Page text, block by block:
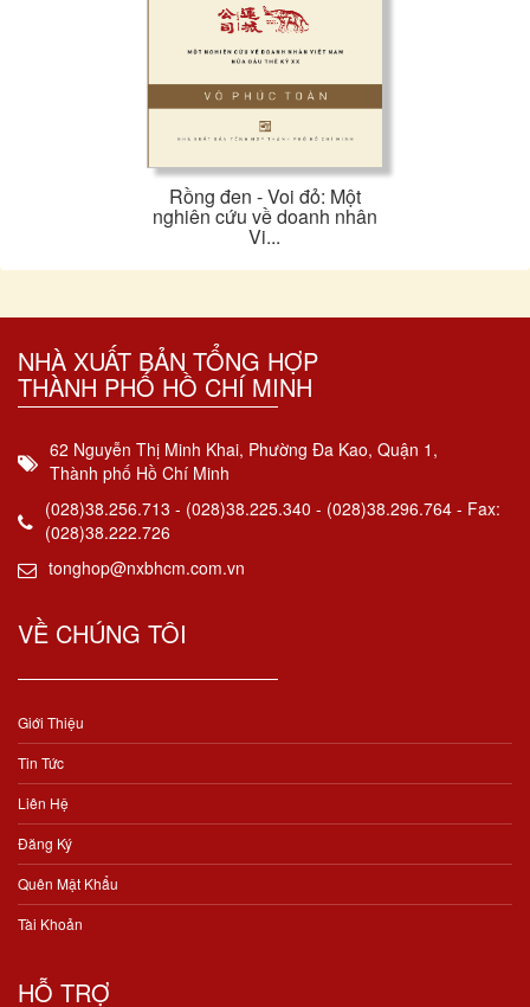
Rồng đen - Voi đỏ: Một
nghiên cứu về doanh nhân
Vi...
NHÀ XUẤT BẢN TỔNG HỢP
THÀNH PHỐ HỒ CHÍ MINH
62 Nguyễn Thị Minh Khai, Phường Đa Kao, Quận 1,
Thành phố Hồ Chí Minh
(028)38.256.713 - (028)38.225.340 - (028)38.296.764 - Fax:
(028)38.222.726
tonghop@nxbhcm.com.vn
VỀ CHÚNG TÔI
Giới Thiệu
Tin Tức
Liên Hệ
Đăng Ký
Quên Mật Khẩu
Tài Khoản
HỖ TRỢ